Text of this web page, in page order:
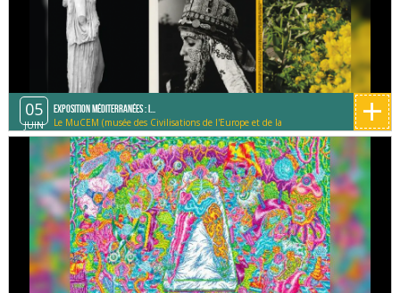
05
JUIN
Exposition Méditerranées : I...
Le MuCEM (musée des Civilisations de l'Europe et de la
Méditerranée)
+